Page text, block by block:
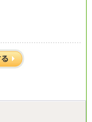
に勤務をした場
ざいません。
ません。